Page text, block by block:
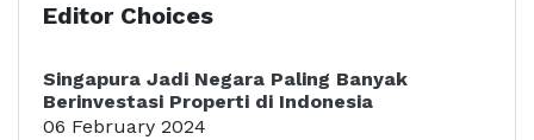
Editor Choices
Singapura Jadi Negara Paling Banyak
Berinvestasi Properti di Indonesia
06 February 2024